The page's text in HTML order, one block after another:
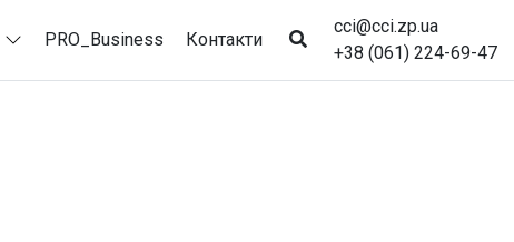
PRO_Business Контакти
cci@cci.zp.ua
+38 (061) 224-69-47